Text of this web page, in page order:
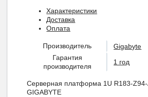
Характеристики
Доставка
Оплата
Производитель
Gigabyte
Гарантия
производителя
1 год
Серверная платформа 1U R183-Z94-
GIGABYTE